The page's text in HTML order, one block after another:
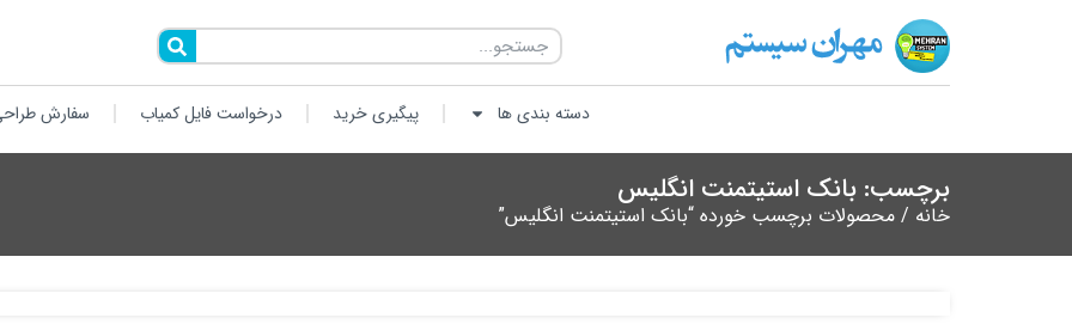
دسته بندی ها پیگیری خرید درخواست فایل کمیاب سفارش
برچسب: بانک استیتمنت انگلیس
خانه / محصولات برچسب خورده “بانک استیتمنت انگلیس”